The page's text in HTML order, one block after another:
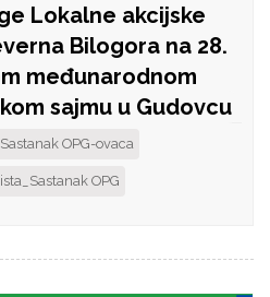
Lokalne akcijske
Bilogora na 28.
međunarodnom
sajmu u Gudovcu
OPG-ovaca
OPG